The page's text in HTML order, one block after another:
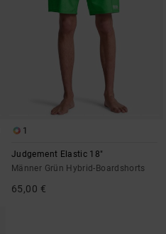
1
Judgement Elastic 18"
Männer Grün Hybrid-Boardshorts
65,00 €